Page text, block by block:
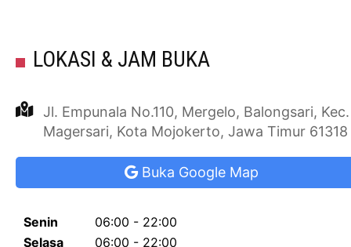
LOKASI & JAM BUKA
Jl. Empunala No.110, Mergelo, Balongsari, Kec.
Magersari, Kota Mojokerto, Jawa Timur 61318
Buka Google Map
Senin
06:00 - 22:00
Selasa
06:00 - 22:00